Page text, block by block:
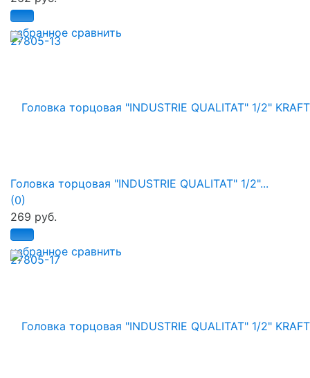
избранное сравнить
избранное сравнить
Головка торцовая "INDUSTRIE QUALITAT" 1/2"...
(0)
269 руб.